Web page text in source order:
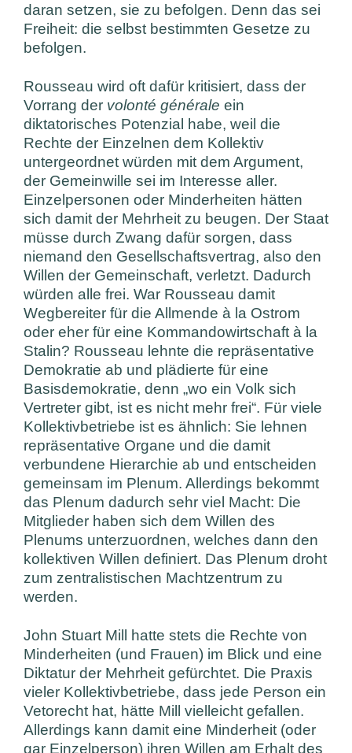
daran setzen, sie zu befolgen. Denn das sei
Freiheit: die selbst bestimmten Gesetze zu
befolgen.
Rousseau wird oft dafür kritisiert, dass der
Vorrang der volonté générale ein
diktatorisches Potenzial habe, weil die
Rechte der Einzelnen dem Kollektiv
untergeordnet würden mit dem Argument,
der Gemeinwille sei im Interesse aller.
Einzelpersonen oder Minderheiten hätten
sich damit der Mehrheit zu beugen. Der Staat
müsse durch Zwang dafür sorgen, dass
niemand den Gesellschaftsvertrag, also den
Willen der Gemeinschaft, verletzt. Dadurch
würden alle frei. War Rousseau damit
Wegbereiter für die Allmende à la Ostrom
oder eher für eine Kommandowirtschaft à la
Stalin? Rousseau lehnte die repräsentative
Demokratie ab und plädierte für eine
Basisdemokratie, denn „wo ein Volk sich
Vertreter gibt, ist es nicht mehr frei“. Für viele
Kollektivbetriebe ist es ähnlich: Sie lehnen
repräsentative Organe und die damit
verbundene Hierarchie ab und entscheiden
gemeinsam im Plenum. Allerdings bekommt
das Plenum dadurch sehr viel Macht: Die
Mitglieder haben sich dem Willen des
Plenums unterzuordnen, welches dann den
kollektiven Willen definiert. Das Plenum droht
zum zentralistischen Machtzentrum zu
werden.
John Stuart Mill hatte stets die Rechte von
Minderheiten (und Frauen) im Blick und eine
Diktatur der Mehrheit gefürchtet. Die Praxis
vieler Kollektivbetriebe, dass jede Person ein
Vetorecht hat, hätte Mill vielleicht gefallen.
Allerdings kann damit eine Minderheit (oder
gar Einzelperson) ihren Willen am Erhalt des